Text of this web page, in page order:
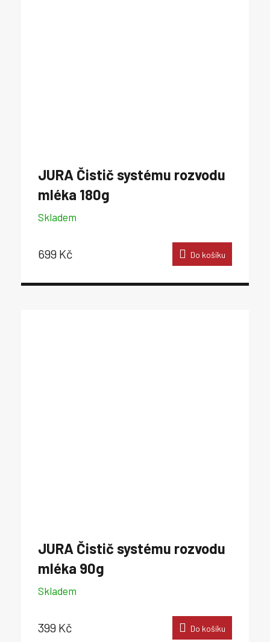
JURA Čistič systému rozvodu
mléka 180g
Skladem
699 Kč Do košíku
JURA Čistič systému rozvodu
mléka 90g
Skladem
399 Kč Do košíku